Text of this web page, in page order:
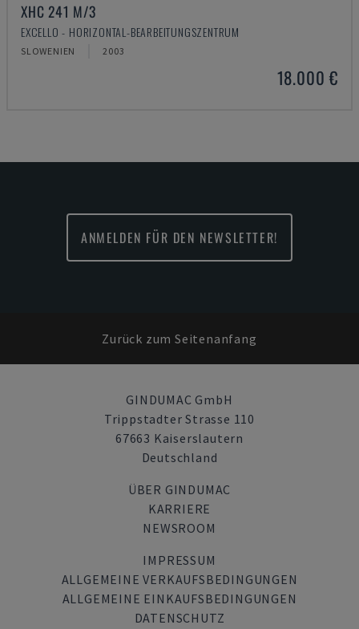
XHC 241 M/3
EXCELLO - HORIZONTAL-BEARBEITUNGSZENTRUM
SLOWENIEN 2003
18.000 €
ANMELDEN FÜR DEN NEWSLETTER!
Zurück zum Seitenanfang
GINDUMAC GmbH
Trippstadter Strasse 110
67663 Kaiserslautern
Deutschland
ÜBER GINDUMAC
KARRIERE
NEWSROOM
IMPRESSUM
ALLGEMEINE VERKAUFSBEDINGUNGEN
ALLGEMEINE EINKAUFSBEDINGUNGEN
DATENSCHUTZ